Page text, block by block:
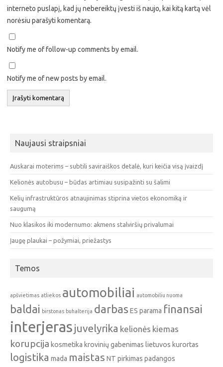
interneto puslapį, kad jų nebereiktų įvesti iš naujo, kai kitą kartą vėl
norėsiu parašyti komentarą.
Notify me of follow-up comments by email.
Notify me of new posts by email.
Naujausi straipsniai
Auskarai moterims – subtili saviraiškos detalė, kuri keičia visą įvaizdį
Kelionės autobusu – būdas artimiau susipažinti su šalimi
Kelių infrastruktūros atnaujinimas stiprina vietos ekonomiką ir
saugumą
Nuo klasikos iki modernumo: akmens stalviršių privalumai
Įaugę plaukai – požymiai, priežastys
Temos
apšvietimas atliekos automobiliai automobiliu nuoma
baldai birstonas buhalterija darbas ES parama finansai
interjeras juvelyrika kelionės kiemas
korupcija kosmetika krovinių gabenimas lietuvos kurortas
logistika mada maistas NT pirkimas padangos